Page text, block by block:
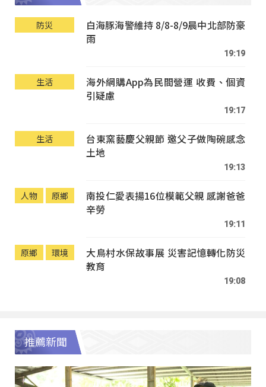
防災
白海豚海警維持 8/8-8/9晨中北部防豪
雨
19:19
生活
海外網購App為民間營運 收費、個資
引疑慮
19:17
生活
台東窯藝慶父親節 邀父子做陶碗感念
土地
19:13
人物 原鄉
南投仁愛表揚16位模範父親 感謝爸爸
辛勞
19:11
原鄉 環境
大鳥村水保故事展 災害記憶轉化防災
教育
19:08
推薦新聞